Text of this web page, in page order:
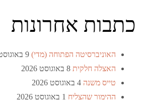
כתבות אחרונות
האוניברסיטה הפתוחה (מדי) 9 באוגוסט 2026
האצלה חלקית 8 באוגוסט 2026
טייס משנה 4 באוגוסט 2026
ההימור שהצליח 1 באוגוסט 2026